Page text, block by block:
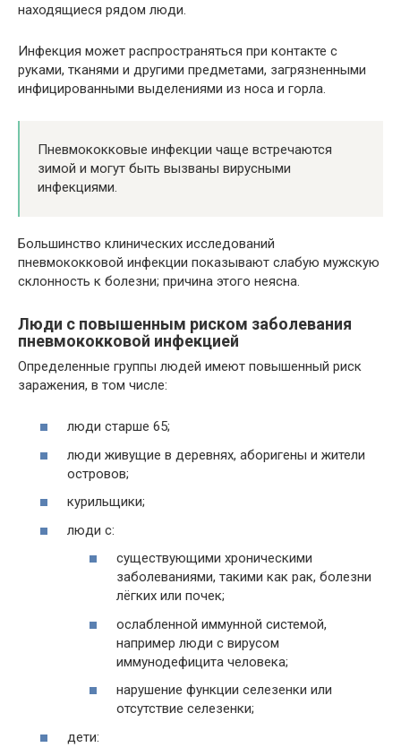
находящиеся рядом люди.
Инфекция может распространяться при контакте с
руками, тканями и другими предметами, загрязненными
инфицированными выделениями из носа и горла.
Пневмококковые инфекции чаще встречаются
зимой и могут быть вызваны вирусными
инфекциями.
Большинство клинических исследований
пневмококковой инфекции показывают слабую мужскую
склонность к болезни; причина этого неясна.
Люди с повышенным риском заболевания
пневмококковой инфекцией
Определенные группы людей имеют повышенный риск
заражения, в том числе:
люди старше 65;
люди живущие в деревнях, аборигены и жители
островов;
курильщики;
люди с:
существующими хроническими
заболеваниями, такими как рак, болезни
лёгких или почек;
ослабленной иммунной системой,
например люди с вирусом
иммунодефицита человека;
нарушение функции селезенки или
отсутствие селезенки;
дети: